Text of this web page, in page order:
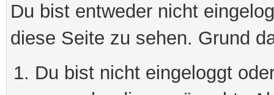
Du bist entweder nicht
diese Seite zu sehen. Grund
Du bist nicht eingeloggt